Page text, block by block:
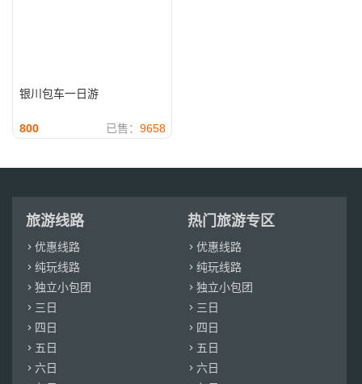
银川包车一日游
800 已售： 9658
旅游线路
 优惠线路
 纯玩线路
 独立小包团
 三日
 四日
 五日
 六日
热门旅游专区
优惠线路
纯玩线路
独立小包团
 三日
 四日
 五日
六日